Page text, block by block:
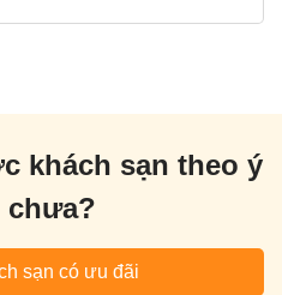
khách sạn theo ý
chưa?
sạn có ưu đãi